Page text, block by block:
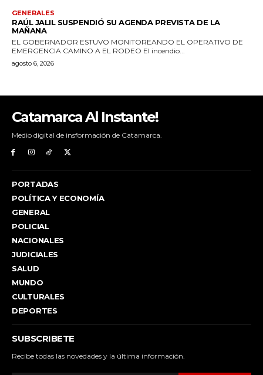
Catamarca Al Instante!
Medio digital de insformación de Catamarca.
PORTADAS
POLÍTICA Y ECONOMÍA
GENERAL
POLICIAL
NACIONALES
JUDICIALES
SALUD
MUNDO
CULTURALES
DEPORTES
SUBSCRIBETE
Recibe todas las novedades y la última información.